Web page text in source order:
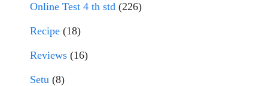
Online Test 4 th std (226)
Recipe (18)
Reviews (16)
Setu (8)